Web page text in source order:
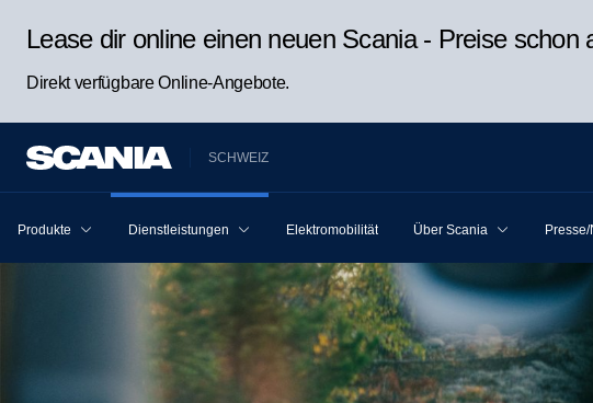
Lease dir online einen neuen Scania - Preise schon
Direkt verfügbare Online-Angebote.
SCHWEIZ
Produkte Dienstleistungen Elektromobilität Über Scania